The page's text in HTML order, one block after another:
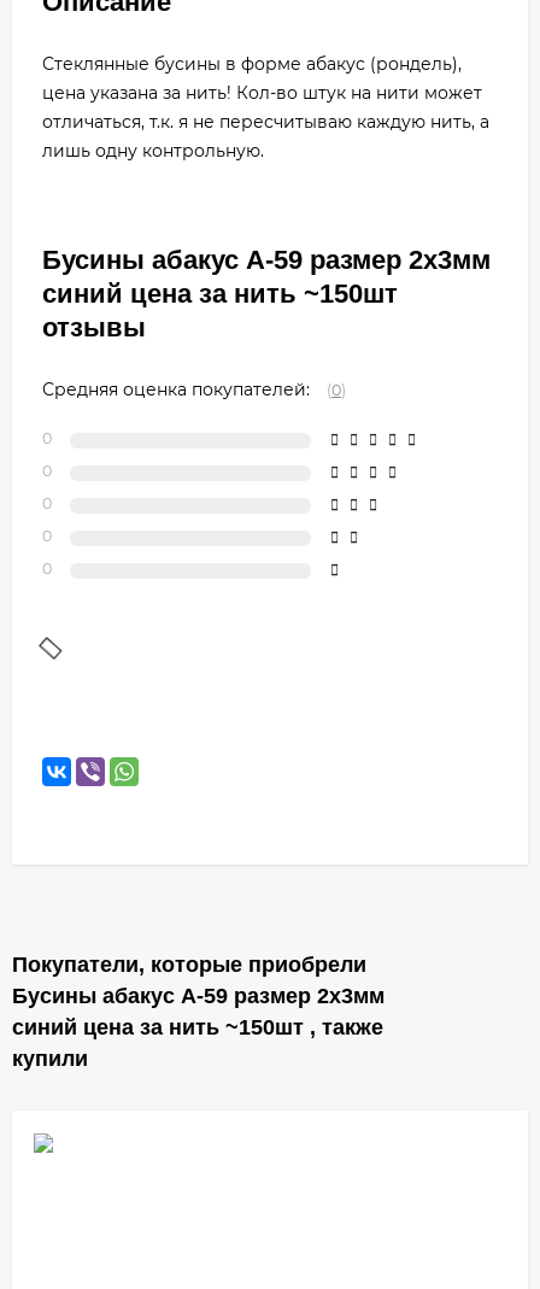
Стеклянные бусины в форме абакус (рондель),
цена указана за нить! Кол-во штук на нити может
отличаться, т.к. я не пересчитываю каждую нить, а
лишь одну контрольную.
Бусины абакус А-59 размер 2х3мм
синий цена за нить ~150шт
отзывы
Средняя оценка покупателей: (0)
0
0
0
0
0
Покупатели, которые приобрели
Бусины абакус А-59 размер 2х3мм
синий цена за нить ~150шт , также
купили